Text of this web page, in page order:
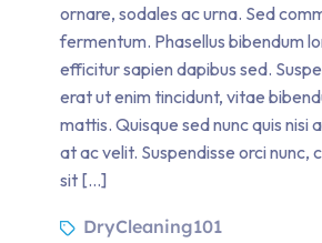
ornare, sodales ac urna. Sed
fermentum. Phasellus bibendum
efficitur sapien dapibus sed.
erat ut enim tincidunt, vitae
mattis. Quisque sed nunc quis nisi
at ac velit. Suspendisse orci nunc,
sit […]
DryCleaning101